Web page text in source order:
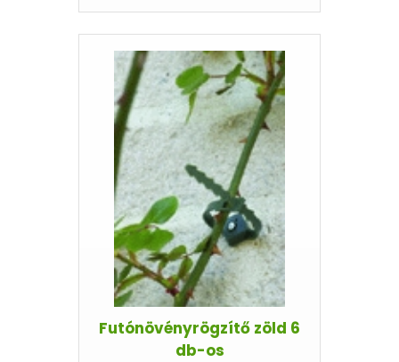
Futónövényrögzítő zöld 6
db-os